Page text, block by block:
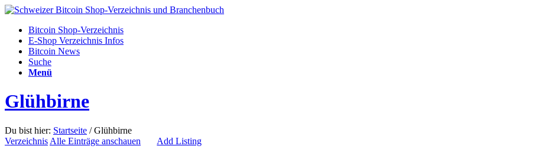
Bitcoin Shop-Verzeichnis
E-Shop Verzeichnis Infos
Bitcoin News
Suche
Menü
Glühbirne
Du bist hier: Startseite / Glühbirne
Verzeichnis Alle Einträge anschauen Add Listing